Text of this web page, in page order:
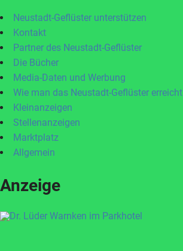
Neustadt-Geflüster unterstützen
Kontakt
Partner des Neustadt-Geflüster
Die Bücher
Media-Daten und Werbung
Wie man das Neustadt-Geflüster erreicht
Kleinanzeigen
Stellenanzeigen
Marktplatz
Allgemein
Anzeige